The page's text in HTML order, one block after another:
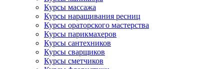
Курсы массажа
Курсы наращивания ресниц
Курсы ораторского мастерства
Курсы парикмахеров
Курсы сантехников
Курсы сварщиков
Курсы сметчиков